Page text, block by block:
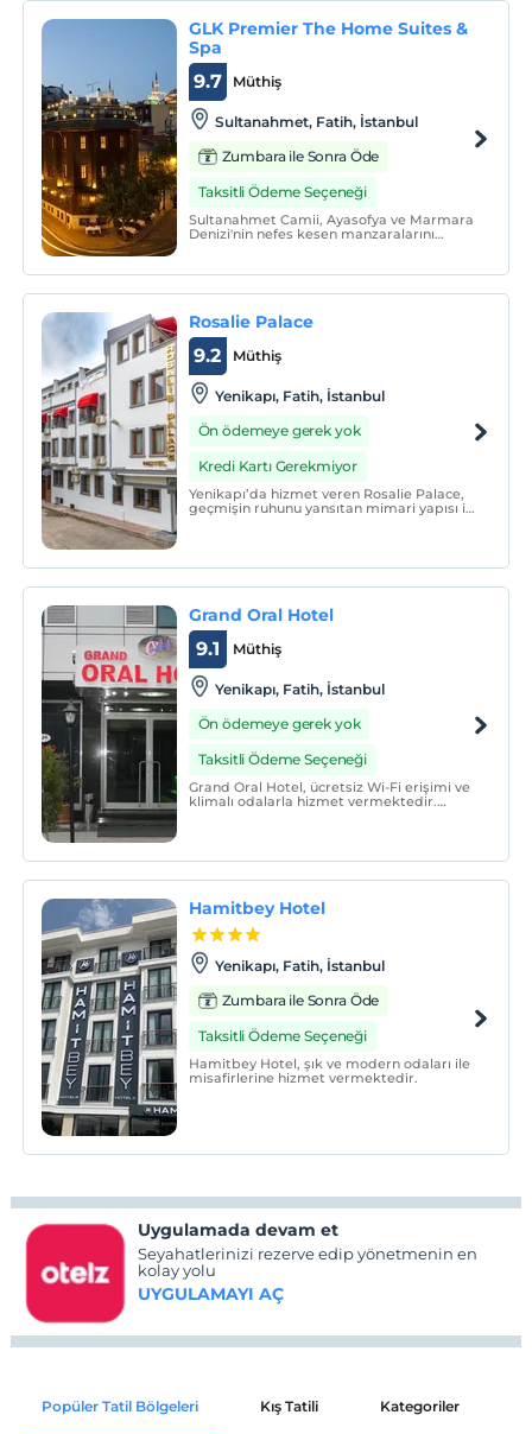
GLK Premier The Home Suites &
Spa
Müthiş
9.7
Sultanahmet, Fatih, İstanbul
Zumbara ile Sonra Öde
Taksitli Ödeme Seçeneği
Sultanahmet Camii, Ayasofya ve Marmara
Denizi'nin nefes kesen manzaralarını
Rosalie Palace
Müthiş
9.2
Yenikapı, Fatih, İstanbul
Ön ödemeye gerek yok
Kredi Kartı Gerekmiyor
Yenikapı’da hizmet veren Rosalie Palace,
geçmişin ruhunu yansıtan mimari yapısı ile
konumlanıyor.
Grand Oral Hotel
Müthiş
9.1
Yenikapı, Fatih, İstanbul
Ön ödemeye gerek yok
Taksitli Ödeme Seçeneği
Grand Oral Hotel, ücretsiz Wi-Fi erişimi ve
klimalı odalarla hizmet vermektedir.
Türk ve dünya yemekleri servis
Hamitbey Hotel
Yenikapı, Fatih, İstanbul
Zumbara ile Sonra Öde
Taksitli Ödeme Seçeneği
Hamitbey Hotel, şık ve modern odaları ile
misafirlerine hizmet vermektedir.
Uygulamada devam et
Seyahatlerinizi rezerve edip yönetmenin en
kolay yolu
UYGULAMAYI AÇ
Popüler Tatil Bölgeleri Kış Tatili Kategoriler